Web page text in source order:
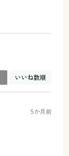
いいね数順
5か月前